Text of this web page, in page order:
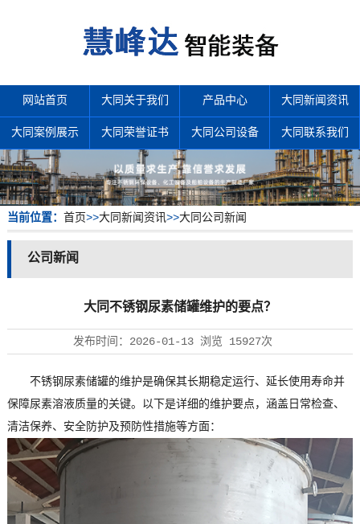
网站首页 大同关于我们 产品中心 大同新闻资讯
大同案例展示 大同荣誉证书 大同公司设备 大同联系我们
当前位置： 首页>>大同新闻资讯>>大同公司新闻
公司新闻
大同不锈钢尿素储罐维护的要点？
发布时间： 2026-01-13浏览 15927次
不锈钢尿素储罐的维护是确保其长期稳定运行、延长使用寿命并
保障尿素溶液质量的关键。以下是详细的维护要点，涵盖日常检查、
清洁保养、安全防护及预防性措施等方面：